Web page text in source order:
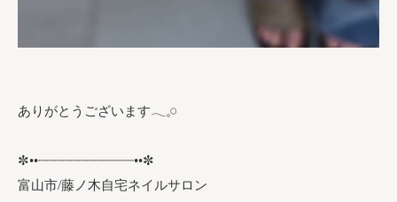
ありがとうございます𓂃𓈒𓏸︎︎︎︎
✼••┈┈┈┈┈┈┈┈┈┈┈┈••✼
富山市/藤ノ木自宅ネイルサロン